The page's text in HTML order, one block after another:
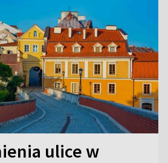
ulice w